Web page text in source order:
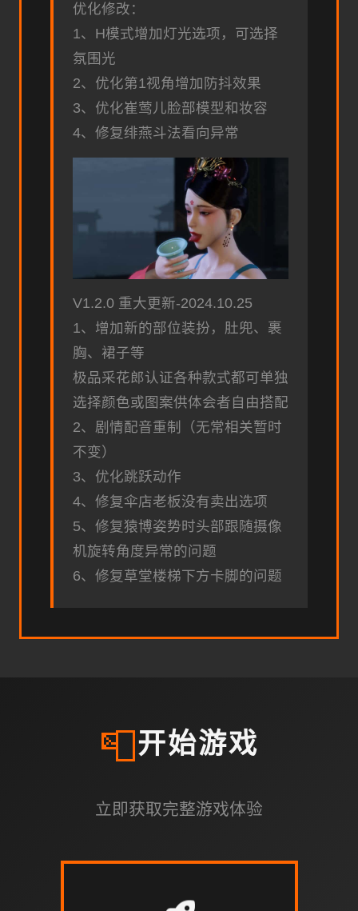
优化修改：
1、H模式增加灯光选项，可选择
氛围光
2、优化第1视角增加防抖效果
3、优化崔莺儿脸部模型和妆容
4、修复绯燕斗法看向异常
V1.2.0 重大更新-2024.10.25
1、增加新的部位装扮，肚兜、裹
胸、裙子等
极品采花郎认证各种款式都可单独
选择颜色或图案供体会者自由搭配
2、剧情配音重制（无常相关暂时
不变）
3、优化跳跃动作
4、修复伞店老板没有卖出选项
5、修复猿博姿势时头部跟随摄像
机旋转角度异常的问题
6、修复草堂楼梯下方卡脚的问题
📮开始游戏
立即获取完整游戏体验